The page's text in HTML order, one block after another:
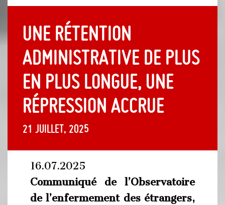
Une rétention
administrative de plus
en plus longue, une
répression accrue
21 juillet, 2025
16.07.2025
Communiqué de l’Observatoire
de l’enfermement des étrangers,